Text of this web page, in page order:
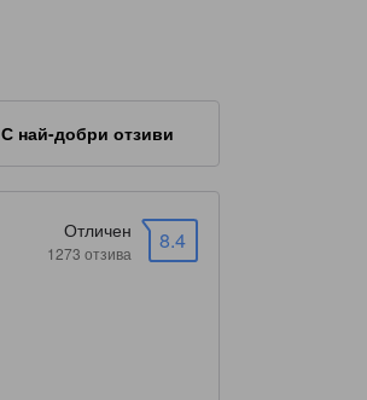
С най-добри отзиви
8.4
Отличен
1273 отзива